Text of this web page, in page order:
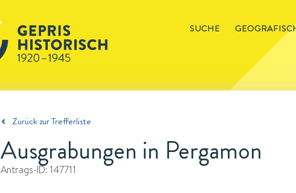
SUCHE
Zurück zur Trefferliste
Ausgrabungen in Pergamon
Antrags-ID: 147711